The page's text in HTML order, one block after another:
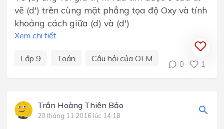
vẽ (d') trên cùng mặt phẳng tọa độ Oxy và tính
khoảng cách giữa (d) và (d')
Xem chi tiết
Lớp 9 Toán Câu hỏi của OLM
0 1
Trần Hoàng Thiên Bảo
20 tháng 11 2016 lúc 14:18